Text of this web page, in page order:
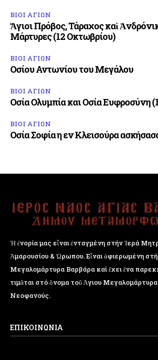
ΒΙΟΙ ΑΓΙΩΝ
Ἅγιοι Πρόβος, Τάραχος καὶ
Μάρτυρες (12 Οκτωβρίου)
ΒΙΟΙ ΑΓΙΩΝ
Οσίου Αντωνίου του Μεγάλου
ΒΙΟΙ ΑΓΙΩΝ
Οσία Ολυμπία και Οσία Ευφροσύνη
ΒΙΟΙ ΑΓΙΩΝ
Οσία Σοφία η εν Κλεισούρα
Ἡ ἐνορία μας εἶναι ἐνταγμένη στήν Ἱερά
Ἁμαρουσίου & Ὠρωπου. Εἶναι ἀφιερωμένη
Μεγαλομάρτυρα Βαρβάρα καί ἔχει ἕνα
τιμᾶται στό ὄνομα τοῦ Ἁγιου
Νεοφανούς.
ΕΠΙΚΟΙΝΩΝΙΑ